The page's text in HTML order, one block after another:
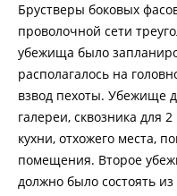
Брустверы боковых
проволочной сети
убежища было
располагалось на
взвод пехоты. Убежище
галереи, сквозника для
кухни, отхожего места,
помещения. Второе
должно было состоять